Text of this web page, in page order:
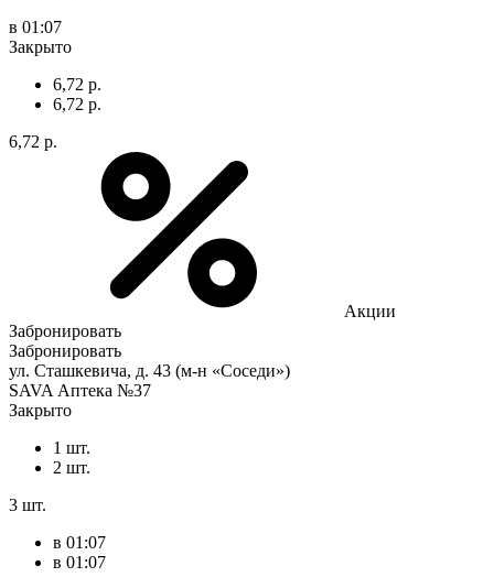
в 01:07
Закрыто
6,72 р.
6,72 р.
6,72 р.
Акции
Забронировать
Забронировать
ул. Сташкевича, д. 43 (м-н «Соседи»)
SAVA Аптека №37
Закрыто
1 шт.
2 шт.
3 шт.
в 01:07
в 01:07